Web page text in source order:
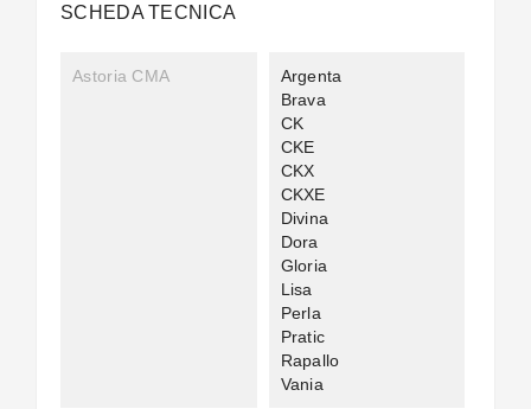
SCHEDA TECNICA
Astoria CMA
Argenta
Brava
CK
CKE
CKX
CKXE
Divina
Dora
Gloria
Lisa
Perla
Pratic
Rapallo
Vania